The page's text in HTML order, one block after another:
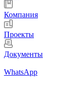
Компания
Проекты
Документы
WhatsApp